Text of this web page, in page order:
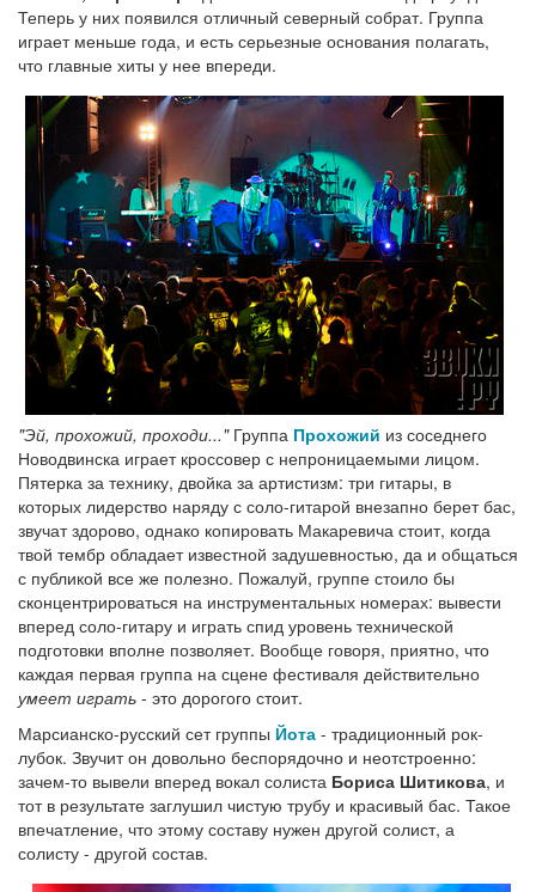
Теперь у них появился отличный северный собрат. Группа
играет меньше года, и есть серьезные основания полагать,
что главные хиты у нее впереди.
"Эй, прохожий, проходи..."Группа Прохожий из соседнего
Новодвинска играет кроссовер с непроницаемыми лицом.
Пятерка за технику, двойка за артистизм: три гитары, в
которых лидерство наряду с соло-гитарой внезапно берет бас,
звучат здорово, однако копировать Макаревича стоит, когда
твой тембр обладает известной задушевностью, да и общаться
с публикой все же полезно. Пожалуй, группе стоило бы
сконцентрироваться на инструментальных номерах: вывести
вперед соло-гитару и играть спид уровень технической
подготовки вполне позволяет. Вообще говоря, приятно, что
каждая первая группа на сцене фестиваля действительно
умеет играть - это дорогого стоит.
Марсианско-русский сет группы Йота - традиционный рок-
лубок. Звучит он довольно беспорядочно и неотстроенно:
зачем-то вывели вперед вокал солиста Бориса Шитикова, и
тот в результате заглушил чистую трубу и красивый бас. Такое
впечатление, что этому составу нужен другой солист, а
солисту - другой состав.